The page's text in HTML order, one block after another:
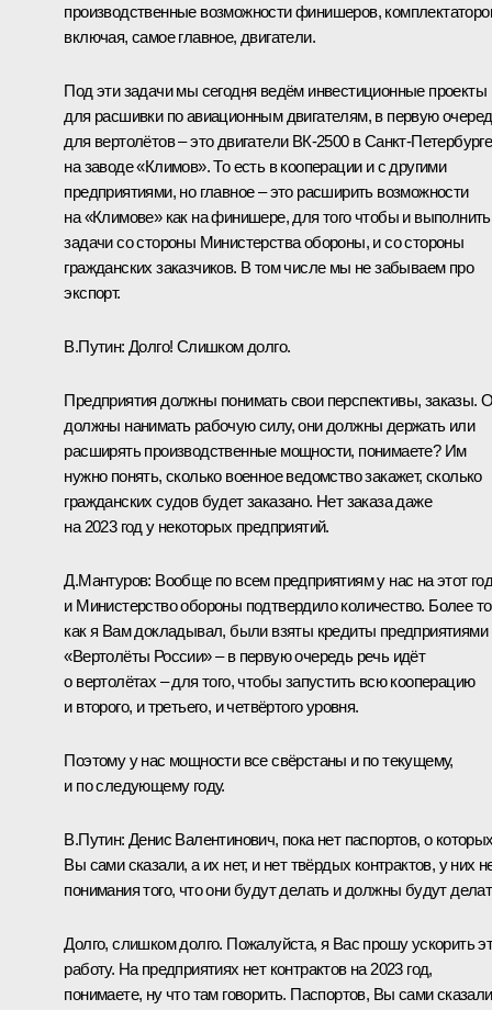
производственные возможности финишеров,
включая, самое главное, двигатели.
Под эти задачи мы сегодня ведём инвестиционные проекты
для расшивки по авиационным двигателям, в первую
для вертолётов – это двигатели ВК-2500 в Санкт-Петербурге
на заводе «Климов». То есть в кооперации и с другими
предприятиями, но главное – это расширить возможности
на «Климове» как на финишере, для того чтобы и выполнить
задачи со стороны Министерства обороны, и со стороны
гражданских заказчиков. В том числе мы не забываем про
экспорт.
В.Путин: Долго! Слишком долго.
Предприятия должны понимать свои перспективы, заказы.
должны нанимать рабочую силу, они должны держать или
расширять производственные мощности, понимаете? Им
нужно понять, сколько военное ведомство закажет, сколько
гражданских судов будет заказано. Нет заказа даже
на 2023 год у некоторых предприятий.
Д.Мантуров: Вообще по всем предприятиям у нас на этот
и Министерство обороны подтвердило количество. Более
как я Вам докладывал, были взяты кредиты предприятиями
«Вертолёты России» – в первую очередь речь идёт
о вертолётах – для того, чтобы запустить всю кооперацию
и второго, и третьего, и четвёртого уровня.
Поэтому у нас мощности все свёрстаны и по текущему,
и по следующему году.
В.Путин: Денис Валентинович, пока нет паспортов, о
Вы сами сказали, а их нет, и нет твёрдых контрактов, у них
понимания того, что они будут делать и должны будут
Долго, слишком долго. Пожалуйста, я Вас прошу ускорить
работу. На предприятиях нет контрактов на 2023 год,
понимаете, ну что там говорить. Паспортов, Вы сами